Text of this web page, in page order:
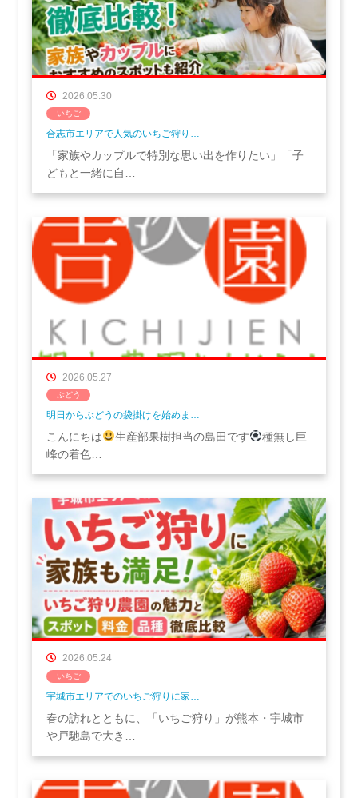
2026.05.30
いちご
合志市エリアで人気のいちご狩り…
「家族やカップルで特別な思い出を作りたい」「子
どもと一緒に自…
2026.05.27
ぶどう
明日からぶどうの袋掛けを始めま…
こんにちは 生産部果樹担当の島田です
種無し巨
峰の着色…
2026.05.24
いちご
宇城市エリアでのいちご狩りに家…
春の訪れとともに、「いちご狩り」が熊本・宇城市
や戸馳島で大き…